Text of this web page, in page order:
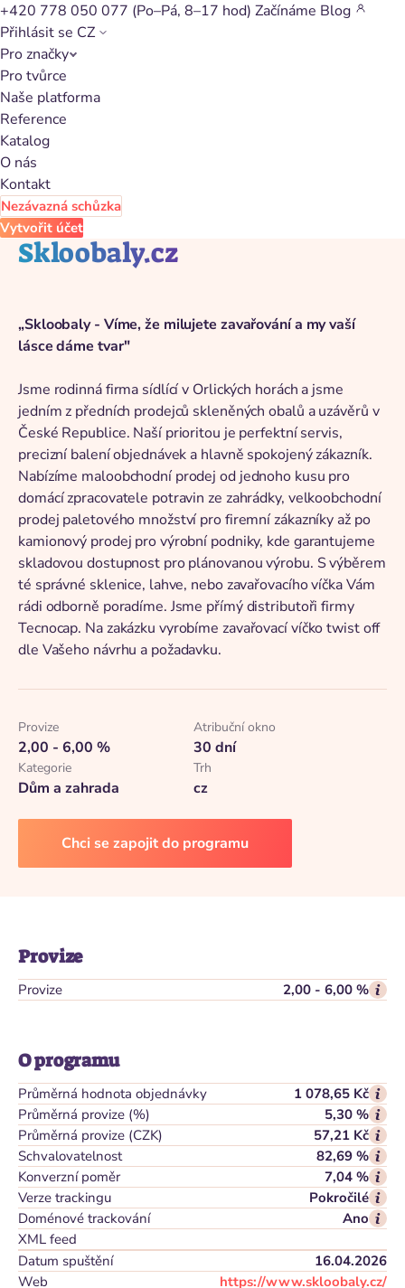
+420 778 050 077 (Po–Pá, 8–17 hod) Začínáme Blog
Přihlásit se CZ
Pro značky
Pro tvůrce
Naše platforma
Reference
Katalog
O nás
Kontakt
Nezávazná schůzka
Vytvořit účet
Zpět na katalog
Skloobaly.cz
„Skloobaly - Víme, že milujete zavařování a my vaší
lásce dáme tvar"
Jsme rodinná firma sídlící v Orlických horách a jsme
jedním z předních prodejců skleněných obalů a uzávěrů v
České Republice. Naší prioritou je perfektní servis,
precizní balení objednávek a hlavně spokojený zákazník.
Nabízíme maloobchodní prodej od jednoho kusu pro
domácí zpracovatele potravin ze zahrádky, velkoobchodní
prodej paletového množství pro firemní zákazníky až po
kamionový prodej pro výrobní podniky, kde garantujeme
skladovou dostupnost pro plánovanou výrobu. S výběrem
té správné sklenice, lahve, nebo zavařovacího víčka Vám
rádi odborně poradíme. Jsme přímý distributoři firmy
Tecnocap. Na zakázku vyrobíme zavařovací víčko twist off
dle Vašeho návrhu a požadavku.
Provize
2,00 - 6,00 %
Atribuční okno
30 dní
Kategorie
Dům a zahrada
Trh
cz
Chci se zapojit do programu
Provize
Provize 2,00 - 6,00 %
O programu
Průměrná hodnota objednávky
1 078,65 Kč
Průměrná provize (%)
5,30 %
Průměrná provize (CZK)
57,21 Kč
Schvalovatelnost
82,69 %
Konverzní poměr
7,04 %
Verze trackingu
Pokročilé
Doménové trackování
Ano
XML feed
Datum spuštění
16.04.2026
Web
https://www.skloobaly.cz/